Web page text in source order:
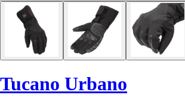
Tucano Urbano